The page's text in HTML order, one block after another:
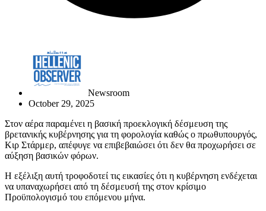
Newsroom
October 29, 2025
Στον αέρα παραμένει η βασική προεκλογική δέσμευση της
βρετανικής κυβέρνησης για τη φορολογία καθώς ο πρωθυπουργός,
Κιρ Στάρμερ, απέφυγε να επιβεβαιώσει ότι δεν θα προχωρήσει σε
αύξηση βασικών φόρων.
Η εξέλιξη αυτή τροφοδοτεί τις εικασίες ότι η κυβέρνηση ενδέχεται
να υπαναχωρήσει από τη δέσμευσή της στον κρίσιμο
Προϋπολογισμό του επόμενου μήνα.